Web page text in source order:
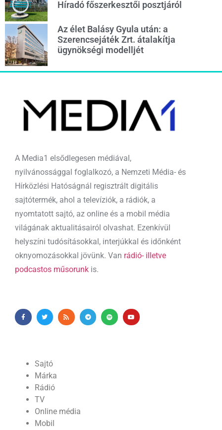
Híradó főszerkesztői posztjáról
Az élet Balásy Gyula után: a
Szerencsejáték Zrt. átalakítja
ügynökségi modelljét
A Media1 elsődlegesen médiával,
nyilvánossággal foglalkozó, a Nemzeti Média- és
Hírközlési Hatóságnál regisztrált digitális
sajtótermék, ahol a televíziók, a rádiók, a
nyomtatott sajtó, az online és a mobil média
világának aktualitásairól olvashat. Ezenkívül
helyszíni tudósításokkal, interjúkkal és időnként
oknyomozásokkal jövünk. Van rádió- illetve
podcastos műsorunk is.
Sajtó
Márka
Rádió
TV
Online média
Mobil